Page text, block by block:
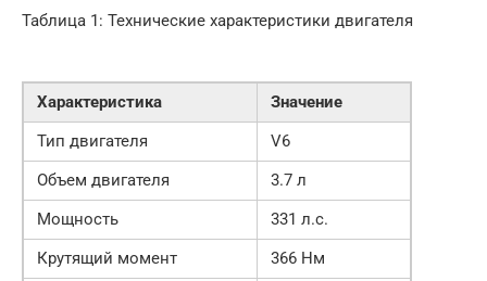
Таблица 1: Технические характеристики двигателя
Характеристика
Значение
Тип двигателя
V6
Объем двигателя
3.7 л
Мощность
331 л.с.
Крутящий момент
366 Нм